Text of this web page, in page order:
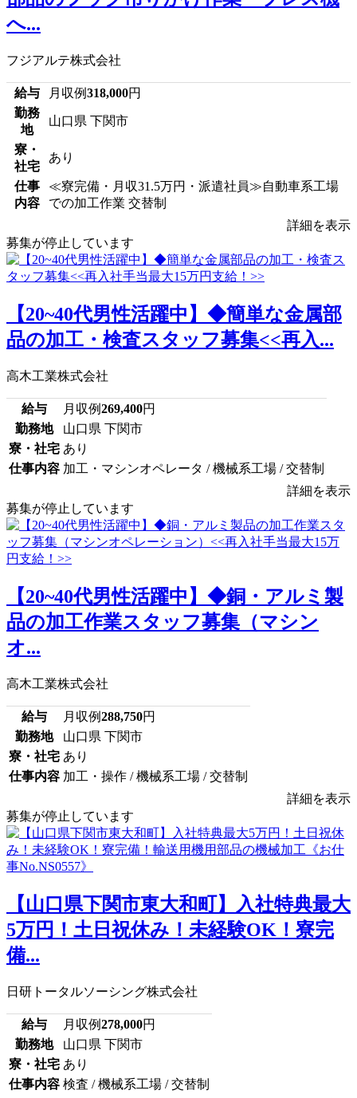
へ...
フジアルテ株式会社
給与 月収例318,000円
勤務
地
山口県 下関市
寮・
社宅
あり
仕事
内容
≪寮完備・月収31.5万円・派遣社員≫自動車系工場
での加工作業 交替制
詳細を表示
募集が停止しています
【20~40代男性活躍中】◆簡単な金属部
品の加工・検査スタッフ募集<<再入...
高木工業株式会社
給与 月収例269,400円
勤務地
山口県 下関市
寮・社宅 あり
仕事内容 加工・マシンオペレータ / 機械系工場 / 交替制
詳細を表示
募集が停止しています
【20~40代男性活躍中】◆銅・アルミ製
品の加工作業スタッフ募集（マシン
オ...
高木工業株式会社
給与 月収例288,750円
勤務地
山口県 下関市
寮・社宅 あり
仕事内容 加工・操作 / 機械系工場 / 交替制
詳細を表示
募集が停止しています
【山口県下関市東大和町】入社特典最大
5万円！土日祝休み！未経験OK！寮完
備...
日研トータルソーシング株式会社
給与 月収例278,000円
勤務地
山口県 下関市
寮・社宅 あり
仕事内容 検査 / 機械系工場 / 交替制